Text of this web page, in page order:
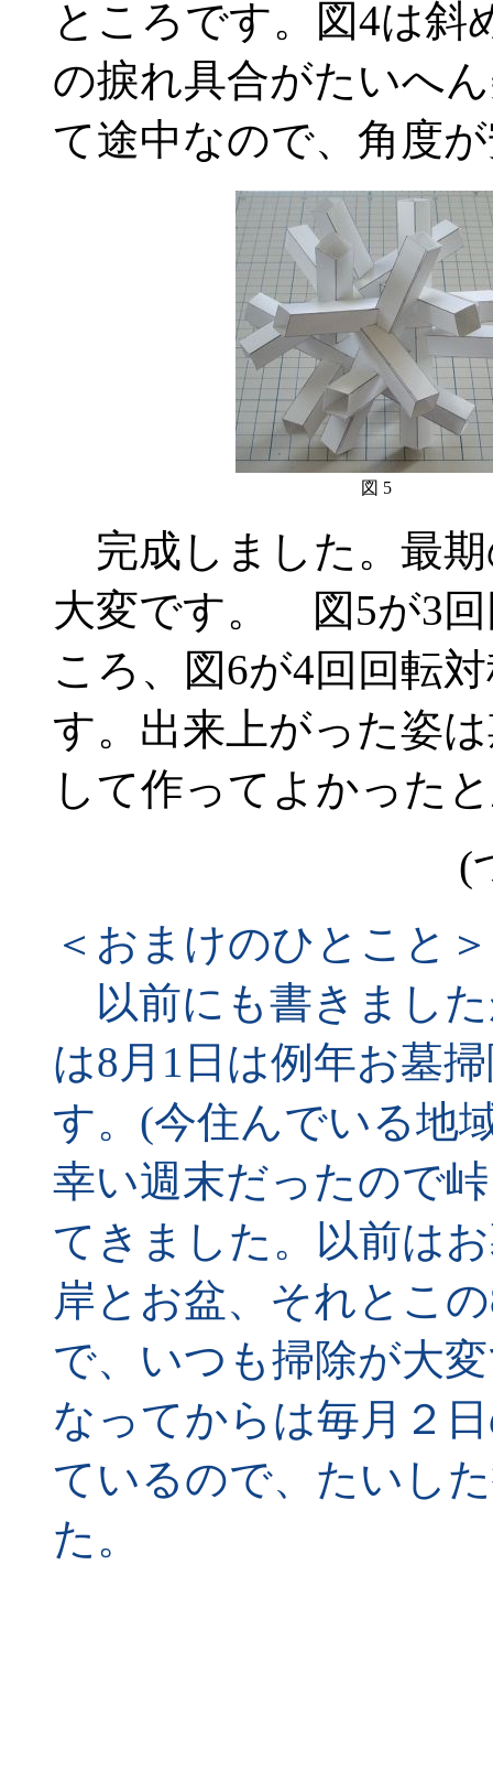
ところです。図4は斜
の捩れ具合がたいへ
て途中なので、角度
図 5
完成しました。最
大変です。 図5が3回
ころ、図6が4回回転
す。出来上がった姿
して作ってよかった
(
＜おまけのひとこと＞
以前にも書きまし
は8月1日は例年お墓
す。(今住んでいる地
幸い週末だったので
てきました。以前は
岸とお盆、それとこ
で、いつも掃除が大
なってからは毎月２
ているので、たいし
た。